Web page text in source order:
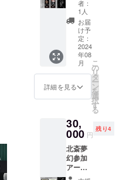
ルを忘
れずに
ご持参
くださ
い。 ★
クラウ
ドファ
ンディ
ング特
典とし
ての非
スト
カード
は劇場
でお渡
ししま
す
お選び
くださ
い
日程調
整を
行って8
月中に
実施し
ます。
3時間程
度を予
定 ◆場
所◆ 日
内で行
いま
す。 ◆
補足◆
お茶会
なの
タオル
⑥Photo
ポスト
カード
上記に
クラウ
ドファ
ンディ
ング限
カード
をセッ
トして
お届け
いたし
ます♪ ※
設置バ
ナー
を、限
定2名様
にお届
けしま
す! お好
きな役
者のサ
イン入
りで、2
トと
なって
おりま
す。 ご
希望の
役者は
何名で
者：
1人
お届
け予
定：
2024
年08
月
詳細を見る
こ
の
リ
タ
ー
ン
を
選
択
す
る
30,
000 円
残り4
北斎夢
幻参加
アー
ティス